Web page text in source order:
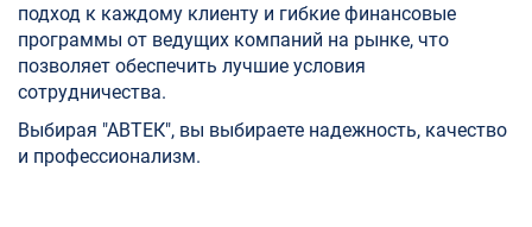
подход к каждому клиенту и гибкие финансовые
программы от ведущих компаний на рынке, что
позволяет обеспечить лучшие условия
сотрудничества.
Выбирая "АВТЕК", вы выбираете надежность, качество
и профессионализм.